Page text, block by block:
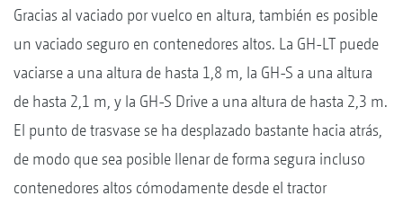
Gracias al vaciado por vuelco en altura, también es posible
un vaciado seguro en contenedores altos. La GH-LT puede
vaciarse a una altura de hasta 1,8 m, la GH-S a una altura
de hasta 2,1 m, y la GH-S Drive a una altura de hasta 2,3 m.
El punto de trasvase se ha desplazado bastante hacia atrás,
de modo que sea posible llenar de forma segura incluso
contenedores altos cómodamente desde el tractor